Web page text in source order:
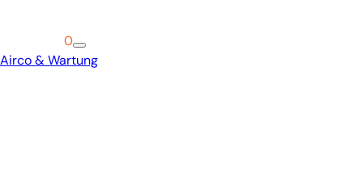
0
Airco & Wartung